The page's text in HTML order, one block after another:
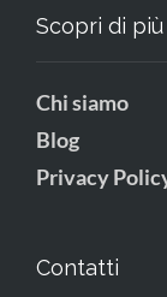
Scopri di più
Chi siamo
Blog
Privacy
Contatti